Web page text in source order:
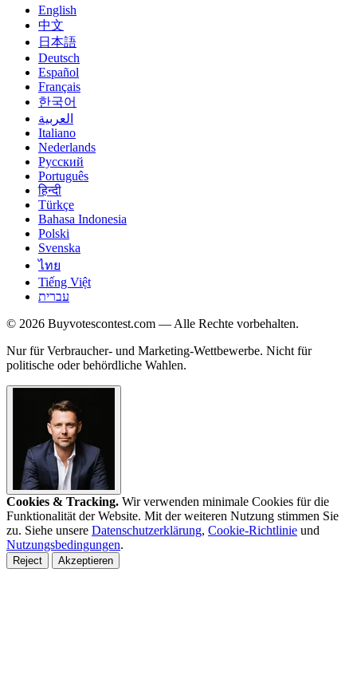
English
中文
日本語
Deutsch
Español
Français
한국어
العربية
Italiano
Nederlands
Русский
Português
हिन्दी
Türkçe
Bahasa Indonesia
Polski
Svenska
ไทย
Tiếng Việt
עברית
© 2026 Buyvotescontest.com — Alle Rechte vorbehalten.
Nur für Verbraucher- und Marketing-Wettbewerbe. Nicht für
politische oder behördliche Wahlen.
Cookies & Tracking. Wir verwenden minimale Cookies für die
Funktionalität der Website. Mit der weiteren Nutzung stimmen Sie
zu. Siehe unsere Datenschutzerklärung, Cookie-Richtlinie und
Nutzungsbedingungen.
Reject Akzeptieren